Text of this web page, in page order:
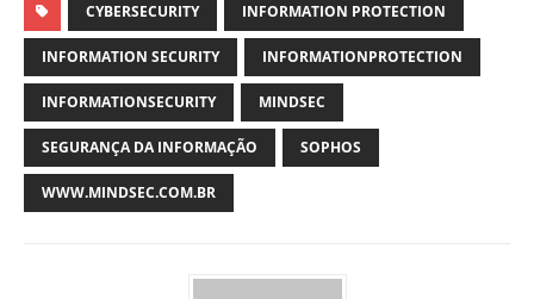
CYBERSECURITY INFORMATION PROTECTION
INFORMATION SECURITY INFORMATIONPROTECTION
INFORMATIONSECURITY MINDSEC
SEGURANÇA DA INFORMAÇÃO SOPHOS
WWW.MINDSEC.COM.BR